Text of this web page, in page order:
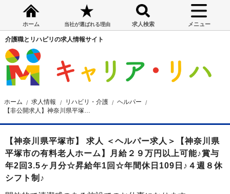
ホーム 当社が選ばれる理由 求人検索 メニュー
介護職とリハビリの求人情報サイト
ホーム 求人情報 リハビリ・介護
ヘルパー
【神奈川県平塚市】 求人 ＜ヘルパー求人＞【神奈川県
平塚市の有料老人ホーム】月給２９万円以上可能♪賞与
年2回3.5ヶ月分☆昇給年1回☆年間休日109日♪４週８休
シフト制♪